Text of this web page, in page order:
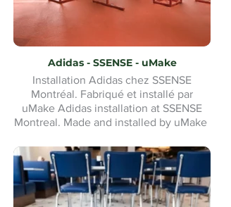
Adidas - SSENSE - uMake
Installation Adidas chez SSENSE
Montréal. Fabriqué et installé par
uMake Adidas installation at SSENSE
Montreal. Made and installed by uMake